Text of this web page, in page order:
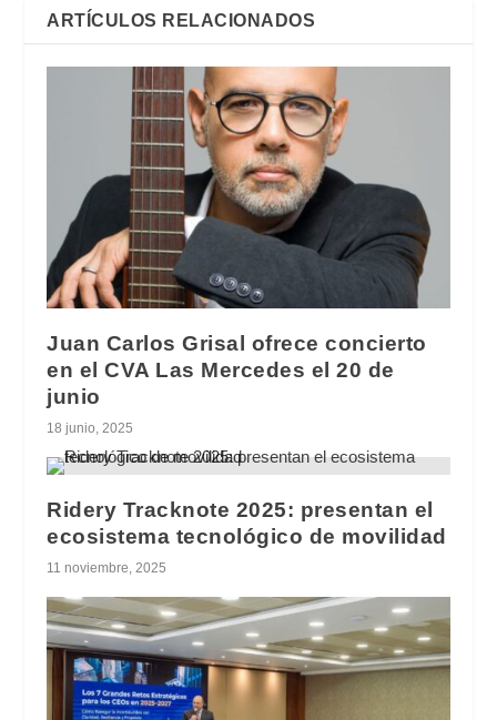
ARTÍCULOS RELACIONADOS
Juan Carlos Grisal ofrece concierto
en el CVA Las Mercedes el 20 de
junio
18 junio, 2025
Ridery Tracknote 2025: presentan el
ecosistema tecnológico de movilidad
11 noviembre, 2025